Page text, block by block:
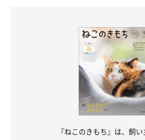
『ねこのきもち』は、飼